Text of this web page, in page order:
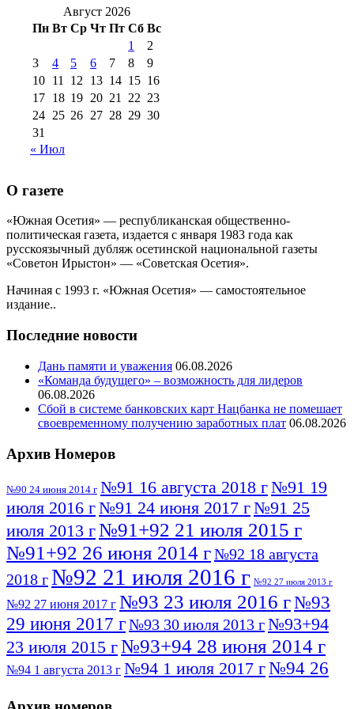
2016 г(12) №99 8 июля 2014 г
августа 2012 г(11)
августа 2013 г
(12)
Август 2026
Пн Вт Ср Чт Пт Сб Вс
1
2
3
4 5 6 7 8
9
10 11 12 13 14 15 16
17 18 19 20 21 22 23
24 25 26 27 28 29 30
31
« Июл
О газете
«Южная Осетия» — республиканская общественно-
политическая газета, издается с января 1983 года как
русскоязычный дубляж осетинской национальной газеты
«Советон Ирыстон» — «Советская Осетия».
Начиная с 1993 г. «Южная Осетия» — самостоятельное
издание..
Последние новости
Дань памяти и уважения 06.08.2026
«Команда будущего» – возможность для лидеров
06.08.2026
Сбой в системе банковских карт Нацбанка не помешает
своевременному получению заработных плат 06.08.2026
Архив Номеров
№90 24 июня 2014 г №91 16 августа 2018 г№91 19
июля 2016 г№91 24 июня 2017 г№91 25
июля 2013 г№91+92 21 июля 2015 г
№91+92 26 июня 2014 г№92 18 августа
2018 г№92 21 июля 2016 г №92 27 июля 2013 г
№92 27 июня 2017 г №93 23 июля 2016 г№93
29 июня 2017 г№93 30 июля 2013 г№93+94
23 июля 2015 г№93+94 28 июня 2014 г
№94 1 августа 2013 г №94 1 июля 2017 г№94 26